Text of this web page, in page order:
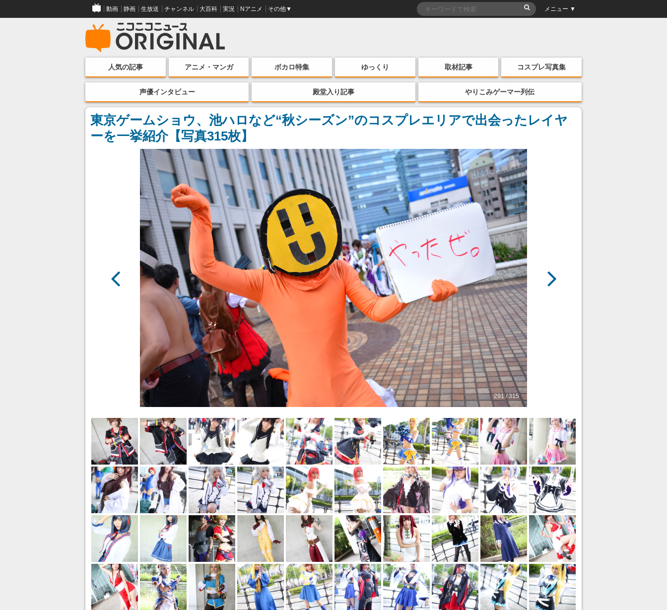
動画 静画 生放送 チャンネル 大百科 実況 Nアニメ その他▼ メニュー ▼
人気の記事 アニメ・マンガ ボカロ特集 ゆっくり 取材記事 コスプレ写真集
声優インタビュー 殿堂入り記事 やりこみゲーマー列伝
東京ゲームショウ、池ハロなど“秋シーズン”のコスプレエリアで出会ったレイヤ
ーを一挙紹介【写真315枚】
291 / 315